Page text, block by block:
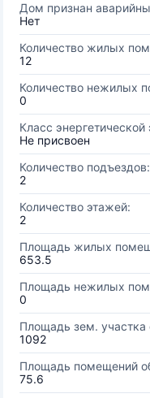
Дом признан
Нет
Количество жилых
12
Количество нежилых
0
Класс
Не присвоен
Количество подъездов:
2
Количество этажей:
2
Площадь жилых
653.5
Площадь нежилых
0
Площадь зем.
1092
Площадь помещений
75.6